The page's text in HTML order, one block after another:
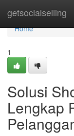
getsocialselling
Home
Home
1
Solusi
Lengkap